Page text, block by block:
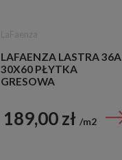
LAFAENZA LASTRA 36A
30X60 PŁYTKA
GRESOWA
189,00 zł m2